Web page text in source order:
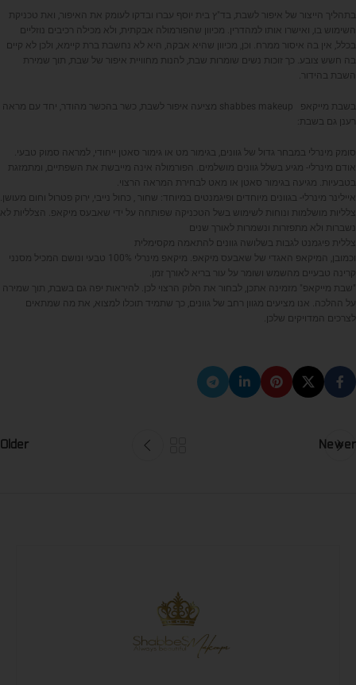
בתהליך הייצור של איפור לשבת, בד"ץ בית יוסף עברו ובדקו לעומק את האיפור, ואת טכניקת
השימוש בו, ואישרו אותו למהדרין. מכיוון שהפורמולה אבקתית, ולא מכילה רכיבים נוזליים
בכלל, אין בה איסור ממרח. וכן, מכיוון שהיא אבקה, היא לא נחשבת ברת קיימא, ולכן לא קיים
בה חשש צובע. כך זוכות נשים שומרות שבת, להנות מחוויית איפור של שבת, תוך שמירת
השבת בהידור.
בשבת מייקאפ shabbes makeup מציעה איפור לשבת, כשר בהכשר מהודר, יחד עם מראה
רענן גם בשבת:
סומק מינרלי במבחר גדול של גוונים, בגימור מט או גימור סאטן ייחודי, למראה סמוק טבעי.
אודם מינרלי- מגיע בשלל גוונים מושלמים. הפורמולה אינה מייבשת את השפתיים, ומתמזגת
בטבעיות. מגיעה בגימור סאטן או מאט לבחירת המראה הרצוי.
איילינר מינרלי- בגוונים מיוחדים ופיגמנטים במיוחד: שחור , כחול נייבי, ירוק פטרול וחום מעושן.
צלליות מושלמות ונוחות לשימוש בשל הטכניקה שפותחה על ידי שאבעס מיקאפ. הצלליות לא
נשברות ולא מתפזרות ונשמרות לאורך שנים
צללית פיגמנט לגבות בשלושה גוונים להתאמה מקסימלית
וכמובן, המיקאפ האגדי של שאבעס מיקאפ. מיקאפ מינרלי 100% טבעי ונושם המכיל מסנני
קרינה טבעיים מהשמש ושומר על עור בריא לאורך זמן.
"שבת מייקאפ" מזמינה אתכן, לבחור את הלוק הרצוי לכן. להיראות יפה גם בשבת, תוך שמירה
על ההלכה. אנו מציעים מגוון רחב של גוונים, כך שתמיד תוכלו למצוא, את מה שמתאים
לצרכים המדויקים שלכן.
Newer
Older